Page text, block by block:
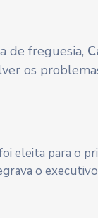
de freguesia,
os
eleita para o
o